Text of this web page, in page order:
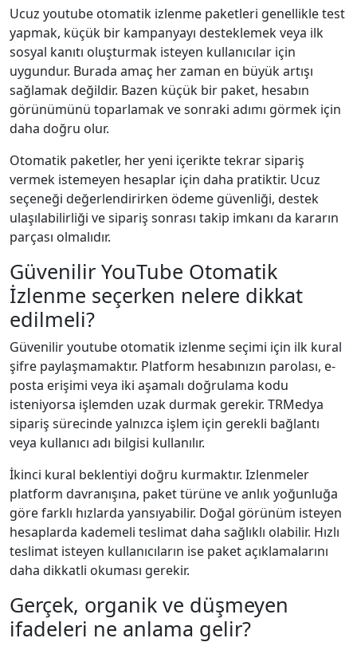
Ucuz youtube otomatik i̇zlenme paketleri genellikle test
yapmak, küçük bir kampanyayı desteklemek veya ilk
sosyal kanıtı oluşturmak isteyen kullanıcılar için
uygundur. Burada amaç her zaman en büyük artışı
sağlamak değildir. Bazen küçük bir paket, hesabın
görünümünü toparlamak ve sonraki adımı görmek için
daha doğru olur.
Otomatik paketler, her yeni içerikte tekrar sipariş
vermek istemeyen hesaplar için daha pratiktir. Ucuz
seçeneği değerlendirirken ödeme güvenliği, destek
ulaşılabilirliği ve sipariş sonrası takip imkanı da kararın
parçası olmalıdır.
Güvenilir YouTube Otomatik
İzlenme seçerken nelere dikkat
edilmeli?
Güvenilir youtube otomatik i̇zlenme seçimi için ilk kural
şifre paylaşmamaktır. Platform hesabınızın parolası, e-
posta erişimi veya iki aşamalı doğrulama kodu
isteniyorsa işlemden uzak durmak gerekir. TRMedya
sipariş sürecinde yalnızca işlem için gerekli bağlantı
veya kullanıcı adı bilgisi kullanılır.
İkinci kural beklentiyi doğru kurmaktır. Izlenmeler
platform davranışına, paket türüne ve anlık yoğunluğa
göre farklı hızlarda yansıyabilir. Doğal görünüm isteyen
hesaplarda kademeli teslimat daha sağlıklı olabilir. Hızlı
teslimat isteyen kullanıcıların ise paket açıklamalarını
daha dikkatli okuması gerekir.
Gerçek, organik ve düşmeyen
ifadeleri ne anlama gelir?